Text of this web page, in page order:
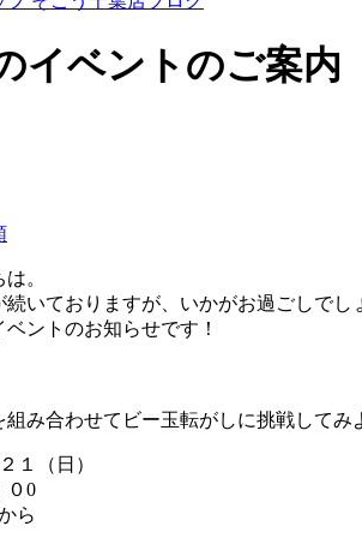
イベントのご案内
。
いておりますが、いかがお過ごしでし
ントのお知らせです！
み合わせてビー玉転がしに挑戦してみ
１（日）
０0
ら